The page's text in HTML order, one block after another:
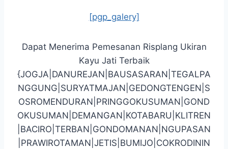
[pgp_galery]
Dapat Menerima Pemesanan Risplang Ukiran
Kayu Jati Terbaik
{JOGJA|DANUREJAN|BAUSASARAN|TEGALPA
NGGUNG|SURYATMAJAN|GEDONGTENGEN|S
OSROMENDURAN|PRINGGOKUSUMAN|GOND
OKUSUMAN|DEMANGAN|KOTABARU|KLITREN
|BACIRO|TERBAN|GONDOMANAN|NGUPASAN
|PRAWIROTAMAN|JETIS|BUMIJO|COKRODININ